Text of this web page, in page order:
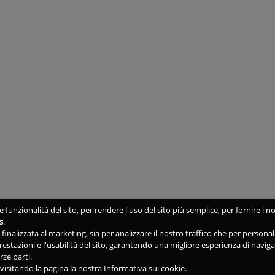
funzionalità del sito, per rendere l'uso del sito più semplice, per fornire i
.
al marketing, sia per analizzare il nostro traffico che per
e l'usabilità del sito, garantendo una migliore esperienza di
parti.
la pagina la nostra Informativa sui cookie.